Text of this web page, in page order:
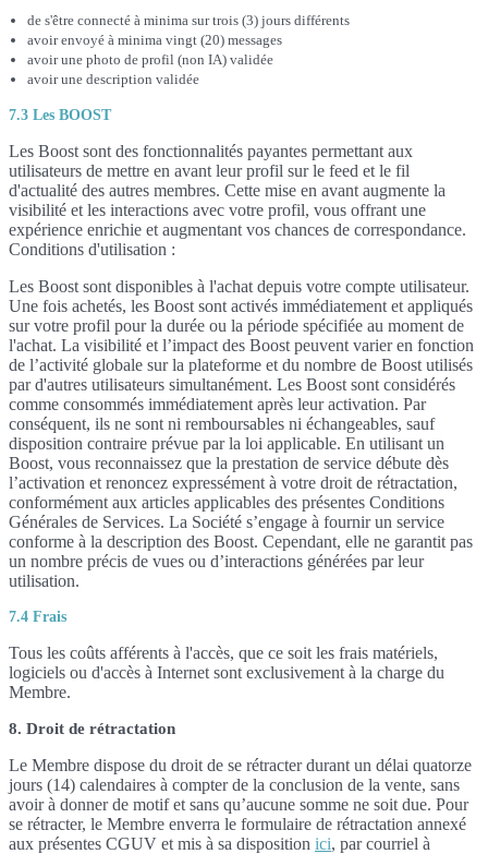
de s'être connecté à minima sur trois (3) jours différents
avoir envoyé à minima vingt (20) messages
avoir une photo de profil (non IA) validée
avoir une description validée
7.3 Les BOOST
Les Boost sont des fonctionnalités payantes permettant aux
utilisateurs de mettre en avant leur profil sur le feed et le fil
d'actualité des autres membres. Cette mise en avant augmente la
visibilité et les interactions avec votre profil, vous offrant une
expérience enrichie et augmentant vos chances de correspondance.
Conditions d'utilisation :
Les Boost sont disponibles à l'achat depuis votre compte utilisateur.
Une fois achetés, les Boost sont activés immédiatement et appliqués
sur votre profil pour la durée ou la période spécifiée au moment de
l'achat. La visibilité et l’impact des Boost peuvent varier en fonction
de l’activité globale sur la plateforme et du nombre de Boost utilisés
par d'autres utilisateurs simultanément. Les Boost sont considérés
comme consommés immédiatement après leur activation. Par
conséquent, ils ne sont ni remboursables ni échangeables, sauf
disposition contraire prévue par la loi applicable. En utilisant un
Boost, vous reconnaissez que la prestation de service débute dès
l’activation et renoncez expressément à votre droit de rétractation,
conformément aux articles applicables des présentes Conditions
Générales de Services. La Société s’engage à fournir un service
conforme à la description des Boost. Cependant, elle ne garantit pas
un nombre précis de vues ou d’interactions générées par leur
utilisation.
7.4 Frais
Tous les coûts afférents à l'accès, que ce soit les frais matériels,
logiciels ou d'accès à Internet sont exclusivement à la charge du
Membre.
8. Droit de rétractation
Le Membre dispose du droit de se rétracter durant un délai quatorze
jours (14) calendaires à compter de la conclusion de la vente, sans
avoir à donner de motif et sans qu’aucune somme ne soit due. Pour
se rétracter, le Membre enverra le formulaire de rétractation annexé
aux présentes CGUV et mis à sa disposition ici, par courriel à